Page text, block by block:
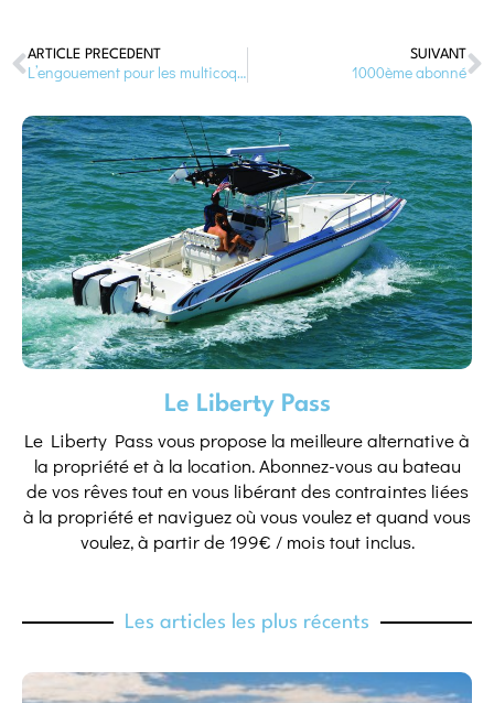
ARTICLE PRÉCÉDENT
L’engouement pour les multicoques en abonnement
SUIVANT
1000ème abonné
Le Liberty Pass
Le Liberty Pass vous propose la meilleure alternative à
la propriété et à la location. Abonnez-vous au bateau
de vos rêves tout en vous libérant des contraintes liées
à la propriété et naviguez où vous voulez et quand vous
voulez, à partir de 199€ / mois tout inclus.
Les articles les plus récents